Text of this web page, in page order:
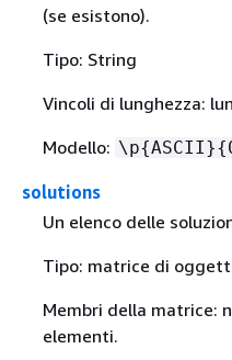
(se esistono).
Tipo: String
Vincoli di lunghezza:
Modello: \p{ASCII}{
solutions
Un elenco delle
Tipo: matrice di
Membri della matrice:
elementi.